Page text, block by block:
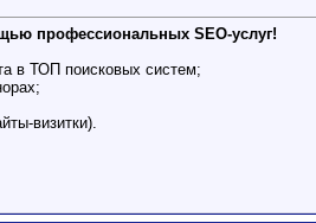
профессиональных SEO-услуг!
в ТОП поисковых систем;
визитки).